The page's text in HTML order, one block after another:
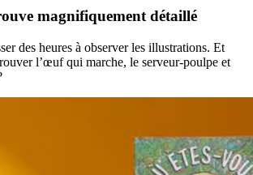
magnifiquement détaillé
des heures à observer les illustrations. Et
l’œuf qui marche, le serveur-poulpe et